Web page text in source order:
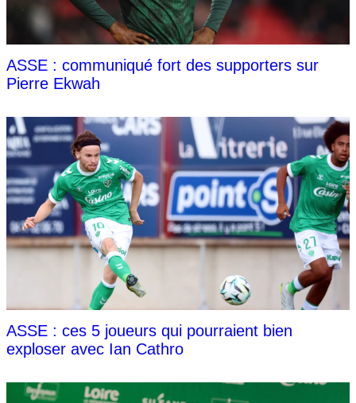
ASSE : communiqué fort des supporters sur
Pierre Ekwah
ASSE : ces 5 joueurs qui pourraient bien
exploser avec Ian Cathro